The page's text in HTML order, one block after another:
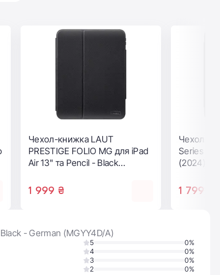
Чехол-книжка Comma Joy
Series for iPad Air 13-inch
(2024) - Light Pink
1 399 ₴
- German (MGYY4D/A)
5
0%
4
0%
3
0%
2
0%